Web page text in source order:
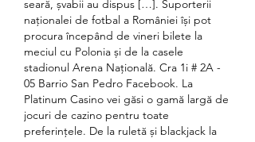
seară, șvabii au dispus […]. Suporterii
naționalei de fotbal a României își pot
procura începând de vineri bilete la
meciul cu Polonia și de la casele
stadionul Arena Națională. Cra 1i # 2A -
05 Barrio San Pedro Facebook. La
Platinum Casino vei găsi o gamă largă de
jocuri de cazino pentru toate
preferințele. De la ruletă și blackjack la